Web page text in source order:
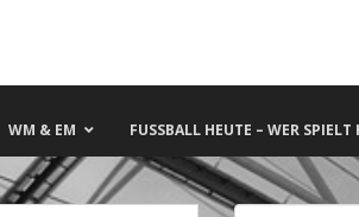
WM & EM FUSSBALL HEUTE – WER SPIELT